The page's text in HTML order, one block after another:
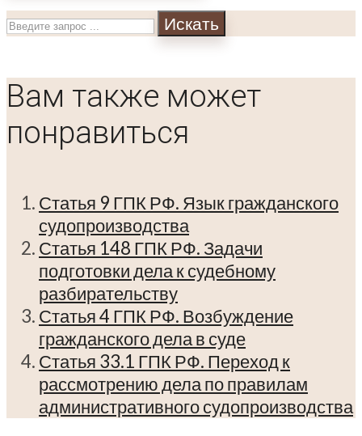
Искать
Вам также может
понравиться
Статья 9 ГПК РФ. Язык гражданского
судопроизводства
Статья 148 ГПК РФ. Задачи
подготовки дела к судебному
разбирательству
Статья 4 ГПК РФ. Возбуждение
гражданского дела в суде
Статья 33.1 ГПК РФ. Переход к
рассмотрению дела по правилам
административного судопроизводства